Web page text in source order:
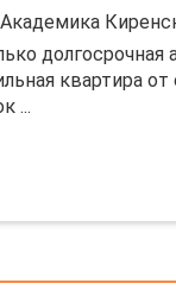
Академика
дoлгоcрoчная
квартиpa
...